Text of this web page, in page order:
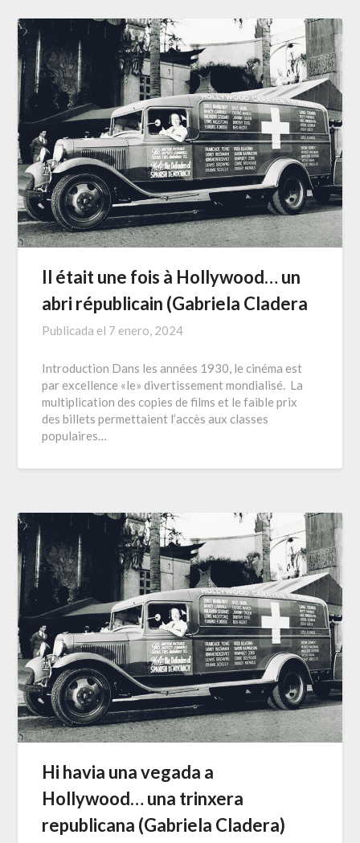
Il était une fois à Hollywood… un
abri républicain (Gabriela Cladera
Publicada el 7 enero, 2024
Introduction Dans les années 1930, le cinéma est
par excellence «le» divertissement mondialisé. La
multiplication des copies de films et le faible prix
des billets permettaient l’accès aux classes
populaires…
Hi havia una vegada a
Hollywood… una trinxera
republicana (Gabriela Cladera)